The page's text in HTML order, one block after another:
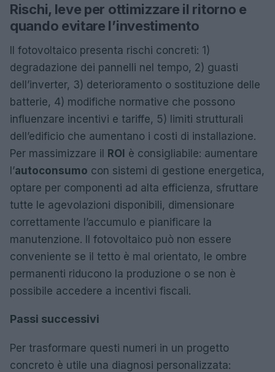
Rischi, leve per ottimizzare il ritorno e
quando evitare l’investimento
Il fotovoltaico presenta rischi concreti: 1)
degradazione dei pannelli nel tempo, 2) guasti
dell’inverter, 3) deterioramento o sostituzione delle
batterie, 4) modifiche normative che possono
influenzare incentivi e tariffe, 5) limiti strutturali
dell’edificio che aumentano i costi di installazione.
Per massimizzare il
ROI è consigliabile: aumentare
l’autoconsumo con sistemi di gestione energetica,
optare per componenti ad alta efficienza, sfruttare
tutte le agevolazioni disponibili, dimensionare
correttamente l’accumulo e pianificare la
manutenzione. Il fotovoltaico può non essere
conveniente se il tetto è mal orientato, le ombre
permanenti riducono la produzione o se non è
possibile accedere a incentivi fiscali.
Passi successivi
Per trasformare questi numeri in un progetto
concreto è utile una diagnosi personalizzata: